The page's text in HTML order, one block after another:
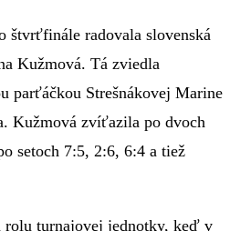
štvrťfinále radovala slovenská
Kužmová. Tá zviedla
parťáčkou Strešnákovej Marine
Kužmová zvíťazila po dvoch
setoch 7:5, 2:6, 6:4 a tiež
turnajovej jednotky, keď v